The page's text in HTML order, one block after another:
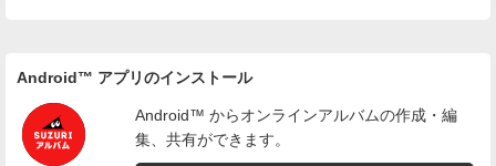
Android™ アプリのインストール
Android™ からオンラインアルバムの作成・編
集、共有ができます。